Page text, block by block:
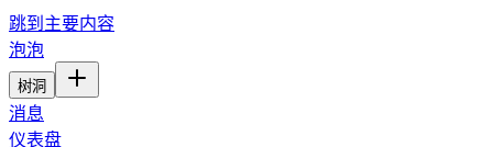
跳到主要内容
泡泡
树洞
消息
仪表盘